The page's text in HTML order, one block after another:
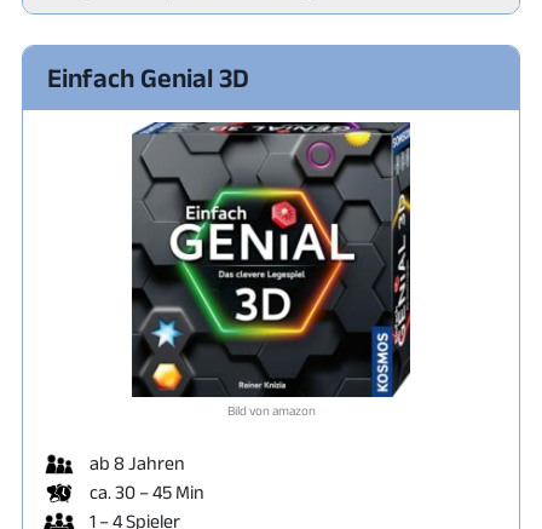
Einfach Genial 3D
Bild von amazon
ab 8 Jahren
ca. 30 – 45 Min
1 – 4 Spieler